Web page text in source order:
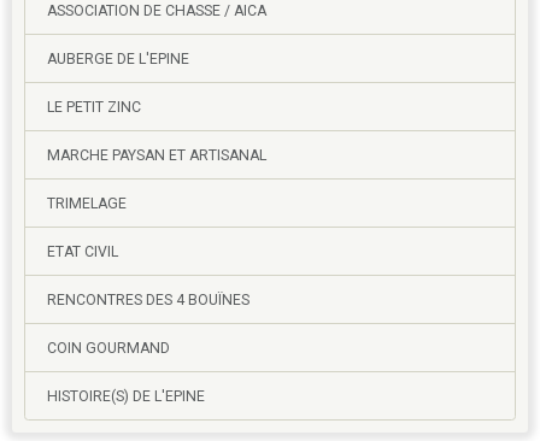
ASSOCIATION DE CHASSE / AICA
AUBERGE DE L'EPINE
LE PETIT ZINC
MARCHE PAYSAN ET ARTISANAL
TRIMELAGE
ETAT CIVIL
RENCONTRES DES 4 BOUÏNES
COIN GOURMAND
HISTOIRE(S) DE L'EPINE